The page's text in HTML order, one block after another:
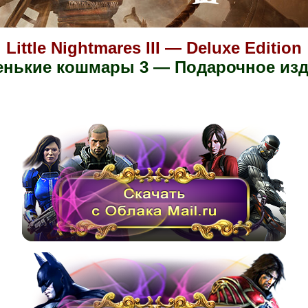
Little Nightmares III — Deluxe Edition
кошмары 3 — Подарочное